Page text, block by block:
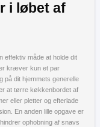
i løbet af
effektiv måde at holde dit
kræver kun et par
på dit hjemmets generelle
at tørre køkkenbordet af
eller pletter og efterlade
En anden lille opgave er
ophobning af snavs